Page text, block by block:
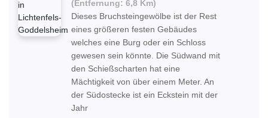
(Entfernung: 6,8 Km)
Dieses Bruchsteingewölbe ist der Rest
eines größeren festen Gebäudes
welches eine Burg oder ein Schloss
gewesen sein könnte. Die Südwand mit
den Schießscharten hat eine
Mächtigkeit von über einem Meter. An
der Südostecke ist ein Eckstein mit der
Jahr